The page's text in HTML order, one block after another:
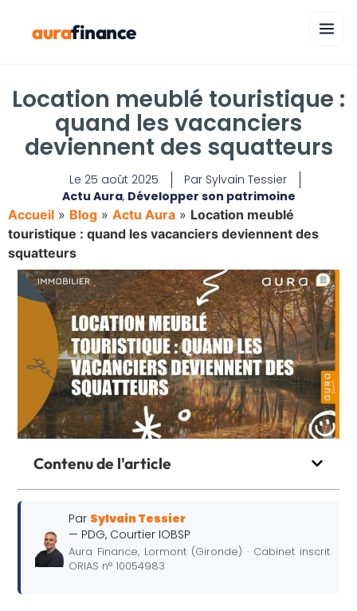
aurafinance
Location meublé touristique :
quand les vacanciers
deviennent des squatteurs
Le 25 août 2025 Par Sylvain Tessier
Actu Aura, Développer son patrimoine
Accueil » Blog » Actu Aura » Location meublé
touristique : quand les vacanciers deviennent des
squatteurs
Contenu de l'article
Par Sylvain Tessier
— PDG, Courtier IOBSP
Aura Finance, Lormont (Gironde) · Cabinet inscrit
ORIAS n° 10054983